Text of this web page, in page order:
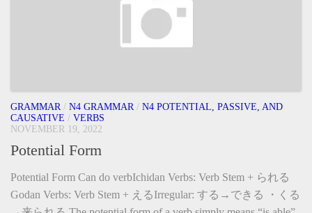
GRAMMAR/ N4 GRAMMAR/ N4 POTENTIAL, PASSIVE, AND
CAUSATIVE / VERBS
NOVEMBER 19, 2022
Potential Form
Potential Form Can do verbIchidan Verbs: Verb Stem + られる
Godan Verbs: Verb Stem + えるIrregular: する→できる ・くる